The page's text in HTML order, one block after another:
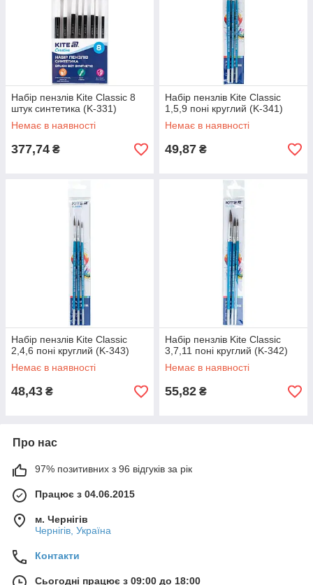
Набір пензлів Kite Classic 8
штук синтетика (K-331)
Немає в наявності
377,74 ₴
Набір пензлів Kite Classic
1,5,9 поні круглий (K-341)
Немає в наявності
49,87 ₴
Набір пензлів Kite Classic
2,4,6 поні круглий (K-343)
Немає в наявності
48,43 ₴
Набір пензлів Kite Classic
3,7,11 поні круглий (K-342)
Немає в наявності
55,82 ₴
Про нас
97% позитивних з 96 відгуків за рік
Працює з 04.06.2015
м. Чернігів
Чернігів, Україна
Контакти
Сьогодні працює з 09:00 до 18:00